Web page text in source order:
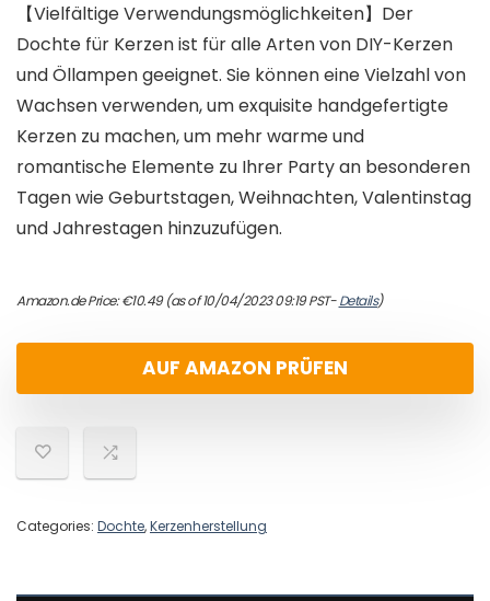
【Vielfältige Verwendungsmöglichkeiten】Der
Dochte für Kerzen ist für alle Arten von DIY-Kerzen
und Öllampen geeignet. Sie können eine Vielzahl von
Wachsen verwenden, um exquisite handgefertigte
Kerzen zu machen, um mehr warme und
romantische Elemente zu Ihrer Party an besonderen
Tagen wie Geburtstagen, Weihnachten, Valentinstag
und Jahrestagen hinzuzufügen.
Amazon.de Price:€10.49(as of 10/04/2023 09:19 PST-Details)
AUF AMAZON PRÜFEN
Categories: Dochte,Kerzenherstellung